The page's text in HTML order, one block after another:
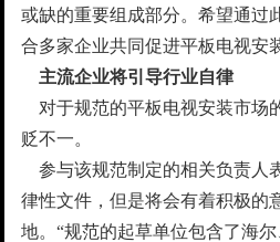
或缺的重要组成部分。希望通过
合多家企业共同促进平板电视安
主流企业将引导行业自律
对于规范的平板电视安装市场
贬不一。
参与该规范制定的相关负责人
律性文件，但是将会有着积极的
地。“规范的起草单位包含了海